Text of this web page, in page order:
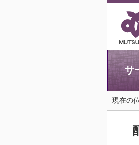
サ
現在の